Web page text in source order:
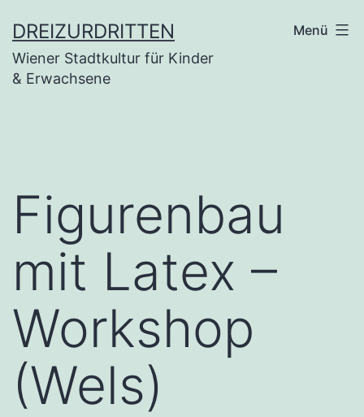
Inhalt
springen
DREIZURDRITTEN
Wiener Stadtkultur für Kinder
& Erwachsene
Menü
Figurenbau
mit Latex –
Workshop
(Wels)